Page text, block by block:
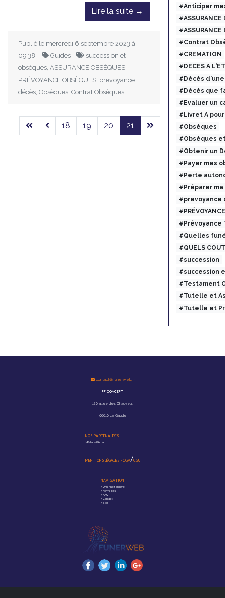
Lire la suite →
Publié le mercredi 6 septembre 2023 à
09:38 -
Guides -
succession et
obsèques, ASSURANCE OBSÈQUES,
PRÉVOYANCE OBSÈQUES, prevoyance
décès, Obsèques, Contrat Obsèques
18 19 20 21
#Anticiper
#ASSURANCE
#ASSURANCE
#Contrat
#CREMATION
#DECES A
#Décès
#Décès que
#Evaluer un
#Livret A
#Obsèques
#Obsèques
#Obtenir un
#Payer mes
#Perte
#Préparer ma
#prevoyance
#Prévoyance
#Quelles
#QUELS
#succession
#succession
#Testament
#Tutelle et
#Tutelle et
contact@funerweb.fr
PF CONCEPT
120 allée des Chauvets
06610 La Gaude
NOS PARTENAIRES
>Reforest'Action
MENTIONS LÉGALES - CGV/CGU
NAVIGATION
>Organisez en ligne
>Formalités
>FAQ
>Contact
>Blog